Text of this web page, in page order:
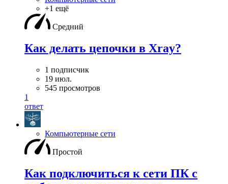
+1 ещё
Средний
Как делать цепочки в Xray?
1 подписчик
19 июл.
545 просмотров
1
ответ
Компьютерные сети
Простой
Как подключиться к сети ПК с